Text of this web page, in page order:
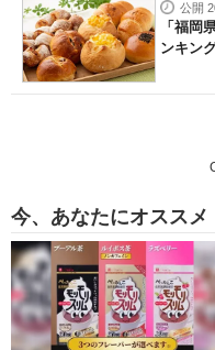
公開
「福岡
ンキン
今、あなたにオススメ